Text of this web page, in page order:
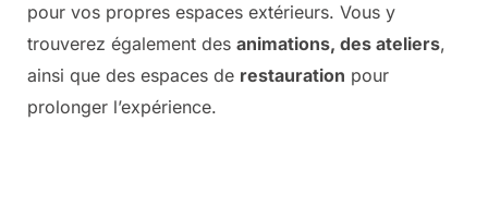
pour vos propres espaces extérieurs. Vous y
trouverez également des animations, des ateliers,
ainsi que des espaces de restauration pour
prolonger l’expérience.